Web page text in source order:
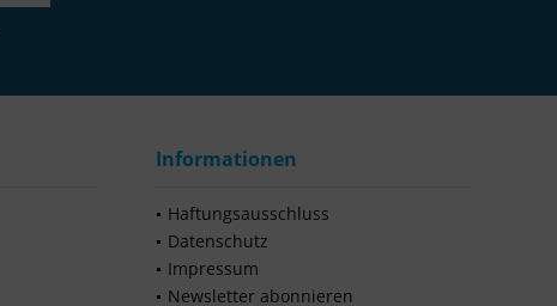
Informationen
Haftungsausschluss
Datenschutz
Impressum
Newsletter abonnieren